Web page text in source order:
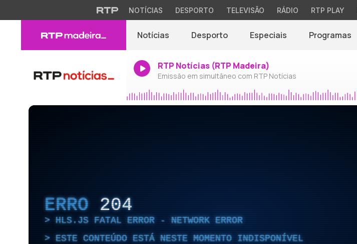
NOTÍCIAS DESPORTO TELEVISÃO RÁDIO RTP PLAY
Notícias Desporto Especiais Programas
RTP Notícias (RTP Madeira)
Emissão em simultâneo com RTP Notícias
ERRO 204
HLS.JS FATAL ERROR - NETWORK ERROR
ESTE CONTEÚDO ESTÁ NESTE MOMENTO INDISPONÍVEL